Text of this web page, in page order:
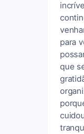
para
que